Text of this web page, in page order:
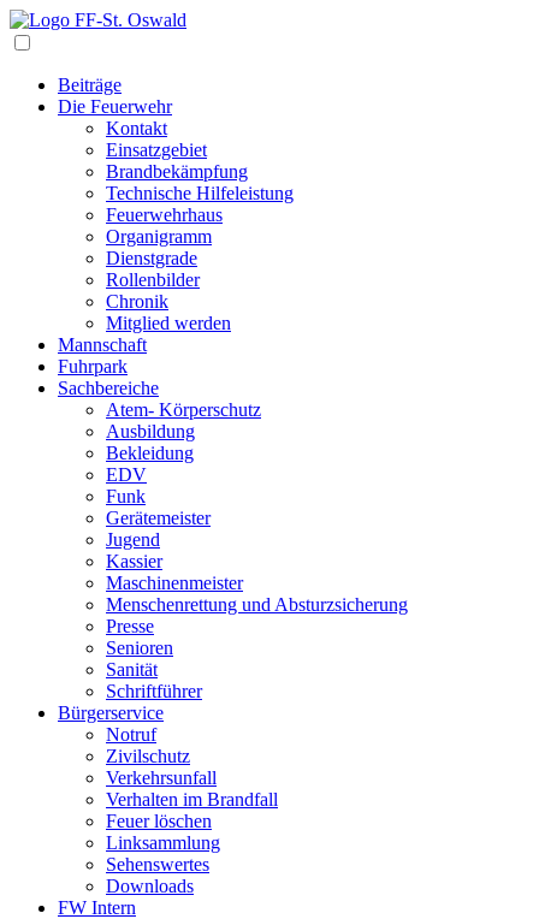
Beiträge
Die Feuerwehr
Kontakt
Einsatzgebiet
Brandbekämpfung
Technische Hilfeleistung
Feuerwehrhaus
Organigramm
Dienstgrade
Rollenbilder
Chronik
Mitglied werden
Mannschaft
Fuhrpark
Sachbereiche
Atem- Körperschutz
Ausbildung
Bekleidung
EDV
Funk
Gerätemeister
Jugend
Kassier
Maschinenmeister
Menschenrettung und Absturzsicherung
Presse
Senioren
Sanität
Schriftführer
Bürgerservice
Notruf
Zivilschutz
Verkehrsunfall
Verhalten im Brandfall
Feuer löschen
Linksammlung
Sehenswertes
Downloads
FW Intern